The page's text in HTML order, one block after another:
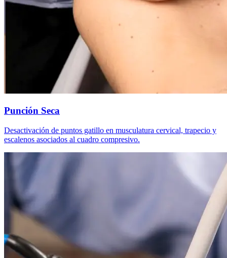
Punción Seca
Desactivación de puntos gatillo en musculatura cervical, trapecio y
escalenos asociados al cuadro compresivo.